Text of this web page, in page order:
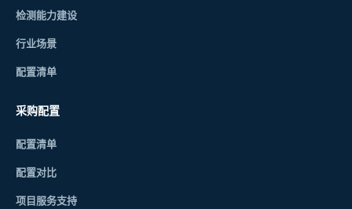
检测能力建设
行业场景
配置清单
采购配置
配置清单
配置对比
项目服务支持